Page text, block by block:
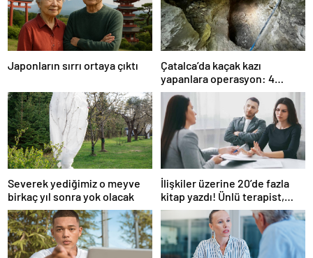
Japonların sırrı ortaya çıktı
Çatalca’da kaçak kazı
yapanlara operasyon: 4
gözaltı
Severek yediğimiz o meyve
birkaç yıl sonra yok olacak
İlişkiler üzerine 20’de fazla
kitap yazdı! Ünlü terapist,
boşanmaların gerçek
suçlularını açıklıyor